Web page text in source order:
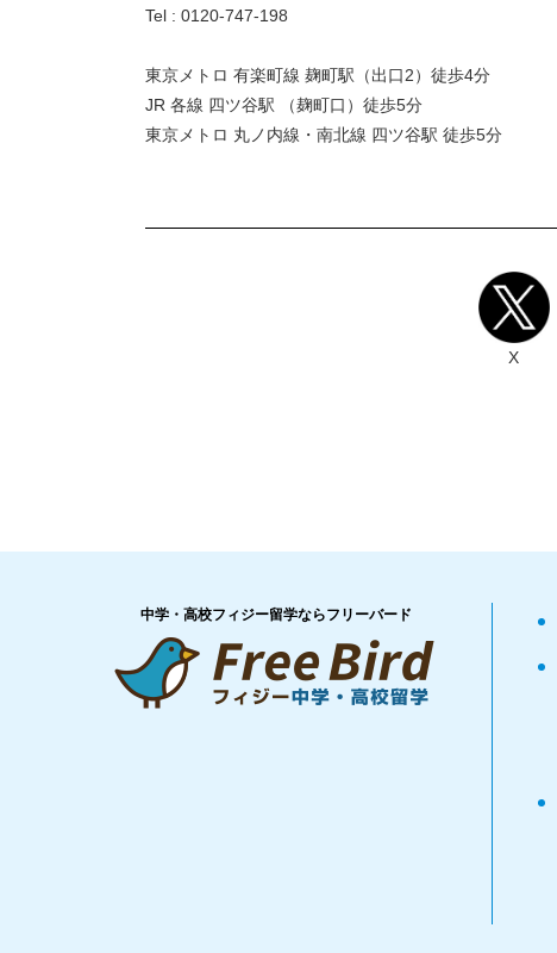
Tel : 0120-747-198
東京メトロ 有楽町線 麹町駅（出口2）徒歩4分
JR 各線 四ツ谷駅 （麹町口）徒歩5分
東京メトロ 丸ノ内線・南北線 四ツ谷駅 徒歩5分
X
中学・高校フィジー留学ならフリーバード